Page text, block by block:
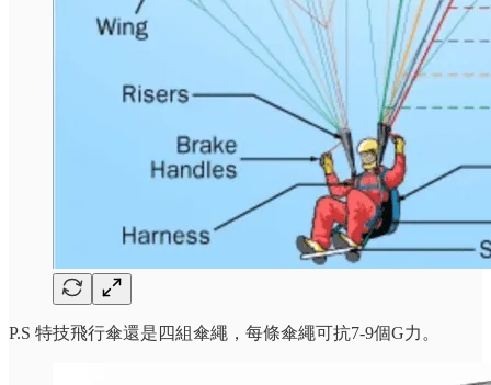
P.S 特技飛行傘還是四組傘繩，每條傘繩可抗7-9個G力。